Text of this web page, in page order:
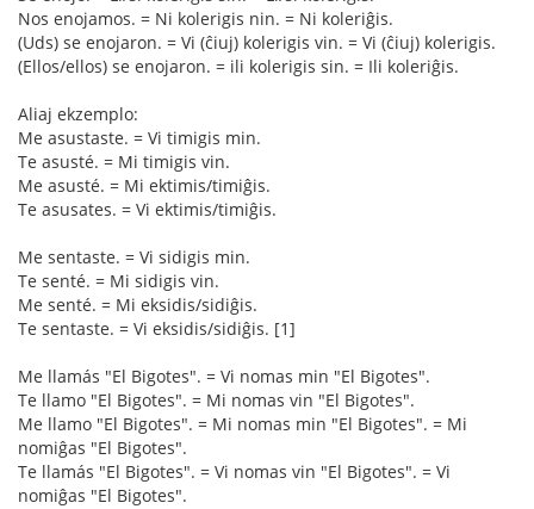
Nos enojamos. = Ni kolerigis nin. = Ni koleriĝis.
(Uds) se enojaron. = Vi (ĉiuj) kolerigis vin. = Vi (ĉiuj) kolerigis.
(Ellos/ellos) se enojaron. = ili kolerigis sin. = Ili koleriĝis.
Aliaj ekzemplo:
Me asustaste. = Vi timigis min.
Te asusté. = Mi timigis vin.
Me asusté. = Mi ektimis/timiĝis.
Te asusates. = Vi ektimis/timiĝis.
Me sentaste. = Vi sidigis min.
Te senté. = Mi sidigis vin.
Me senté. = Mi eksidis/sidiĝis.
Te sentaste. = Vi eksidis/sidiĝis. [1]
Me llamás "El Bigotes". = Vi nomas min "El Bigotes".
Te llamo "El Bigotes". = Mi nomas vin "El Bigotes".
Me llamo "El Bigotes". = Mi nomas min "El Bigotes". = Mi
nomiĝas "El Bigotes".
Te llamás "El Bigotes". = Vi nomas vin "El Bigotes". = Vi
nomiĝas "El Bigotes".